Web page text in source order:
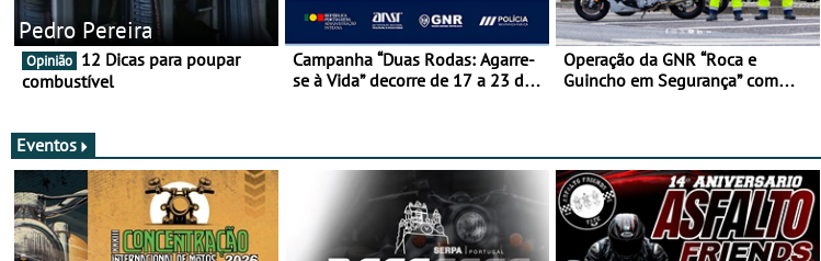
Pedro Pereira
Opinião
combustível
Campanha “Duas Rodas: Agarre-
se à Vida” decorre de 17 a 23 de
Operação da GNR “Roca e
Guincho em Segurança” com
Eventos